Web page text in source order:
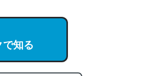
ので貴重な良記事。/続編来た
entry/2023/03/27
いての考察（１） - conceptualization
で知る